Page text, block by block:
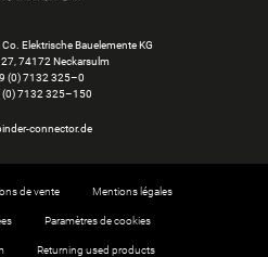
Elektrische Bauelemente KG
27, 74172 Neckarsulm
(0) 7132 325–0
(0) 7132 325–150
connector.de
de vente Mentions légales
Paramètres de cookies
Returning used products